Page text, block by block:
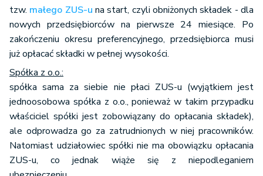
tzw. małego ZUS-u na start, czyli obniżonych składek - dla
nowych przedsiębiorców na pierwsze 24 miesiące. Po
zakończeniu okresu preferencyjnego, przedsiębiorca musi
już opłacać składki w pełnej wysokości.
Spółka z o.o.:
spółka sama za siebie nie płaci ZUS-u (wyjątkiem jest
jednoosobowa spółka z o.o., ponieważ w takim przypadku
właściciel spółki jest zobowiązany do opłacania składek),
ale odprowadza go za zatrudnionych w niej pracowników.
Natomiast udziałowiec spółki nie ma obowiązku opłacania
ZUS-u, co jednak wiąże się z niepodleganiem